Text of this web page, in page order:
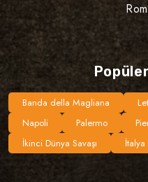
Banda della Magliana
Napoli
Palermo
İkinci Dünya Savaşı
İtalya